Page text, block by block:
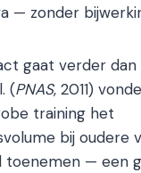
— zonder
gaat verder dan
(PNAS, 2011)
training het
bij oudere
toenemen — een